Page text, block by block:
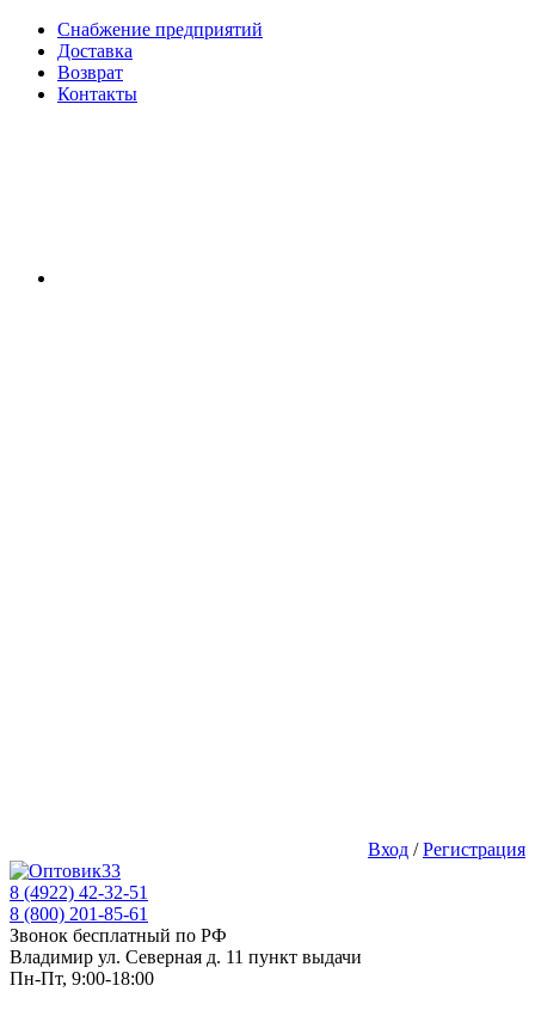
Снабжение предприятий
Доставка
Возврат
Контакты
Вход /Регистрация
8 (4922) 42-32-51
8 (800) 201-85-61
Звонок бесплатный по РФ
Владимир ул. Северная д. 11 пункт выдачи
Пн-Пт, 9:00-18:00